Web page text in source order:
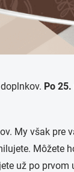
Po
My však pre
. Môžete
už po prvom